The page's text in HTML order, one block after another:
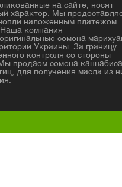
на сайте, носят
характер. Мы
наложенным платежом
компания
семена
Украины. За границу
контроля со стороны
продаем семена каннабиса
для получения масла из